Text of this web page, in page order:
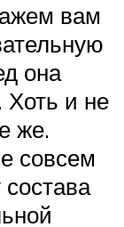
вам
она
Хоть и не
же.
совсем